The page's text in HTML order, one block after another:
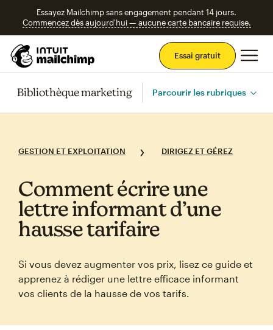
Essayez Mailchimp sans engagement pendant 14 jours.
Commencez dès aujourd'hui — aucune carte bancaire requise.
Essai gratuit
Bibliothèque marketing Parcourir les rubriques
GESTION ET EXPLOITATION DIRIGEZ ET GÉREZ
Comment écrire une
lettre informant d’une
hausse tarifaire
Si vous devez augmenter vos prix, lisez ce guide et
apprenez à rédiger une lettre efficace informant
vos clients de la hausse de vos tarifs.